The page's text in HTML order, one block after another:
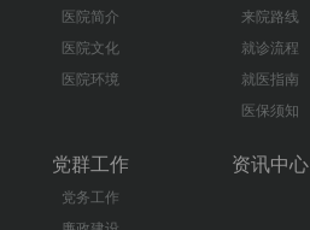
医院简介
医院文化
医院环境
来院路线
就诊流程
就医指南
医保须知
党群工作
党务工作
资讯中心